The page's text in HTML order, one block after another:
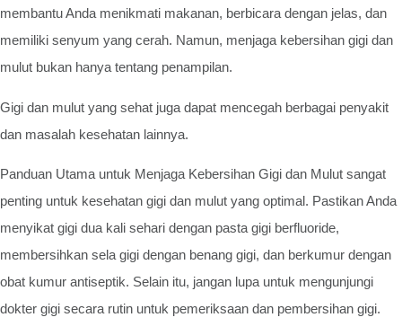
membantu Anda menikmati makanan, berbicara dengan jelas, dan
memiliki senyum yang cerah. Namun, menjaga kebersihan gigi dan
mulut bukan hanya tentang penampilan.
Gigi dan mulut yang sehat juga dapat mencegah berbagai penyakit
dan masalah kesehatan lainnya.
Panduan Utama untuk Menjaga Kebersihan Gigi dan Mulut sangat
penting untuk kesehatan gigi dan mulut yang optimal. Pastikan Anda
menyikat gigi dua kali sehari dengan pasta gigi berfluoride,
membersihkan sela gigi dengan benang gigi, dan berkumur dengan
obat kumur antiseptik. Selain itu, jangan lupa untuk mengunjungi
dokter gigi secara rutin untuk pemeriksaan dan pembersihan gigi.